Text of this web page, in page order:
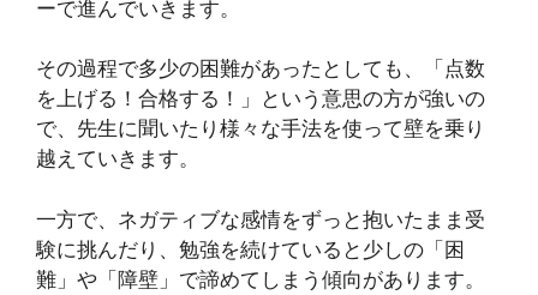
ーで進んでいきます。
その過程で多少の困難があったとしても、「点数
を上げる！合格する！」という意思の方が強いの
で、先生に聞いたり様々な手法を使って壁を乗り
越えていきます。
一方で、ネガティブな感情をずっと抱いたまま受
験に挑んだり、勉強を続けていると少しの「困
難」や「障壁」で諦めてしまう傾向があります。